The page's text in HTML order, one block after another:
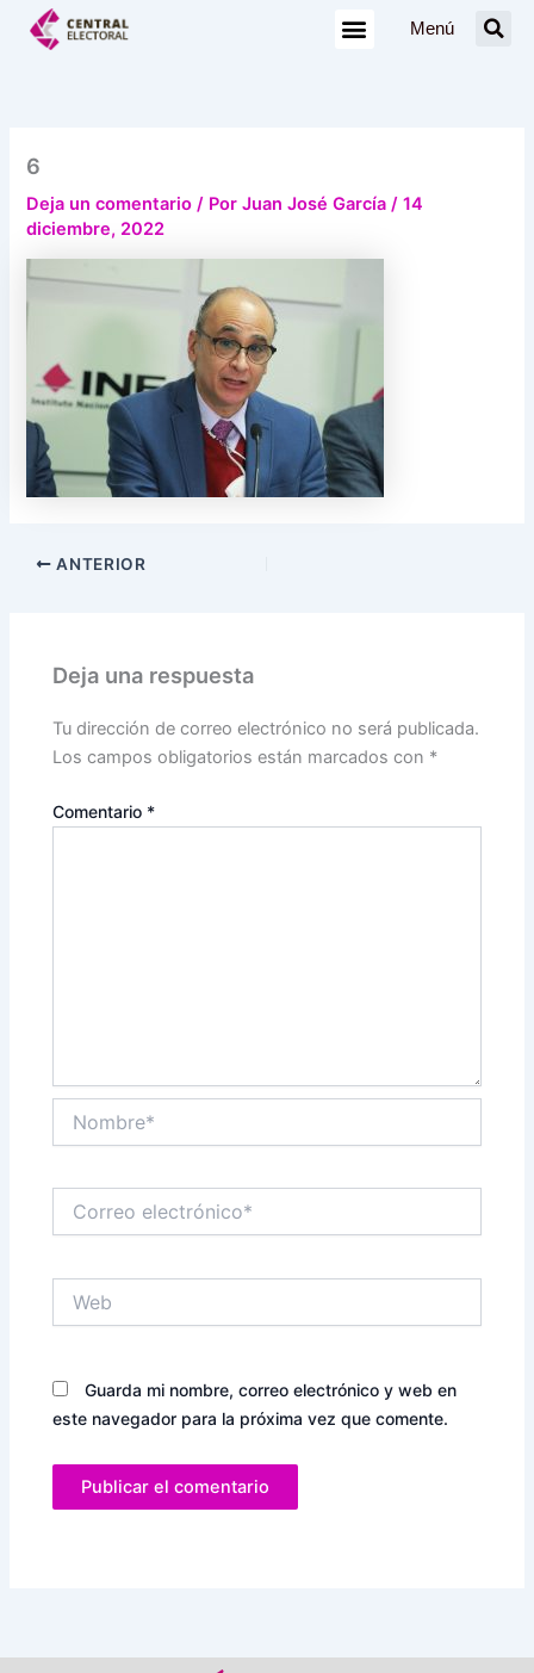
Menú
6
Deja un comentario / PorJuan José García/14
diciembre, 2022
ANTERIOR
Deja una respuesta
Tu dirección de correo electrónico no será publicada.
Los campos obligatorios están marcados con *
Comentario *
electrónico*
Guarda mi nombre, correo electrónico y web en
este navegador para la próxima vez que comente.